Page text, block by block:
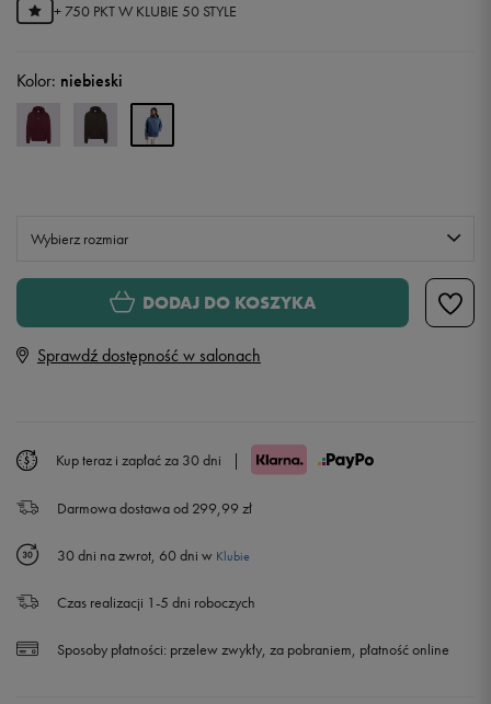
+ 750 PKT W KLUBIE 50 STYLE
Kolor: niebieski
Wybierz rozmiar
M
XL Powiadom o dostępności
Powiadom o dostępności
DODAJ DO KOSZYKA
Sprawdź dostępność w salonach
Kup teraz i zapłać za 30 dni |
Darmowa dostawa od 299,99 zł
30 dni na zwrot, 60 dni w Klubie
Czas realizacji 1-5 dni roboczych
Sposoby płatności: przelew zwykły, za pobraniem, płatność online